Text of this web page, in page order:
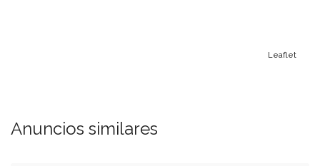
Leaflet
Anuncios similares